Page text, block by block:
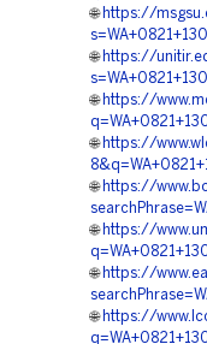
🌐 https://
🌐 https://
🌐 https://
🌐 https://
🌐 https://
🌐 https://
🌐 https://
🌐 https://